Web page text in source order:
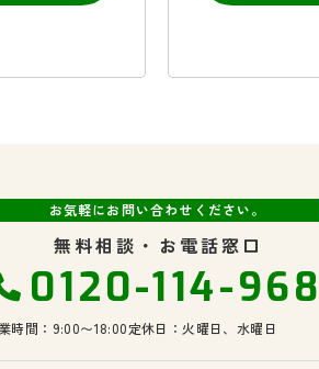
お気軽にお問い合わせください。
無料相談・お電話窓口
0120-114-968
時間：9:00〜18:00定休日：火曜日、水曜日